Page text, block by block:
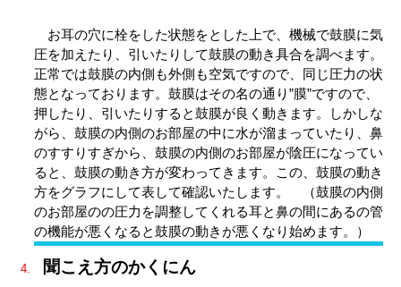
お耳の穴に栓をした状態をとした上で、機械で鼓膜に気
圧を加えたり、引いたりして鼓膜の動き具合を調べます。
正常では鼓膜の内側も外側も空気ですので、同じ圧力の状
態となっております。鼓膜はその名の通り”膜”ですので、
押したり、引いたりすると鼓膜が良く動きます。しかしな
がら、鼓膜の内側のお部屋の中に水が溜まっていたり、鼻
のすすりすぎから、鼓膜の内側のお部屋が陰圧になってい
ると、鼓膜の動き方が変わってきます。この、鼓膜の動き
方をグラフにして表して確認いたします。 （鼓膜の内側
のお部屋のの圧力を調整してくれる耳と鼻の間にあるの管
の機能が悪くなると鼓膜の動きが悪くなり始めます。）
聞こえ方のかくにん